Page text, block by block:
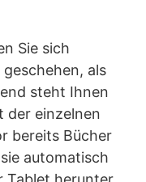
Sie sich
als
steht Ihnen
der einzelnen
bereits Bücher
automatisch